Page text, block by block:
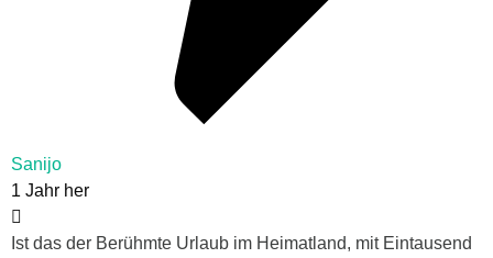
Sanijo
1 Jahr her
Ist das der Berühmte Urlaub im Heimatland, mit Eintausend